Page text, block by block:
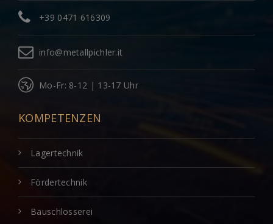
+39 0471 616309
info@metallpichler.it
Mo-Fr: 8-12 | 13-17 Uhr
KOMPETENZEN
Lagertechnik
Fördertechnik
Bauschlosserei